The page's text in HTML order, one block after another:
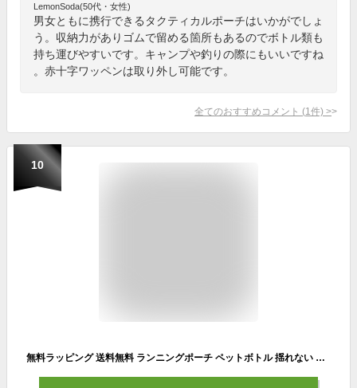
LemonSoda(50代・女性)
男女ともに携行できるタクティカルポーチはいかがでしょ
う。収納力がありゴムで留める箇所もあるのでボトル類も
持ち運びやすいです。キャンプや釣りの際にもいいですね
。赤十字ワッペンは取り外し可能です。
全てのおすすめコメント (1 件) >
10
無料ラッピング 送料無料 ランニングポーチ ペットボトル 揺れない 防水 おしゃれ スマホ ウェストポーチ メンズ レディース かわいい おすすめ ウォーキング 散歩 登山